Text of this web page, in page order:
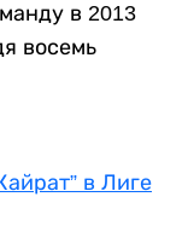
в 2013
восемь
в Лиге